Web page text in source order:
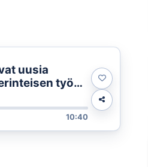
uusia
työn
10:40